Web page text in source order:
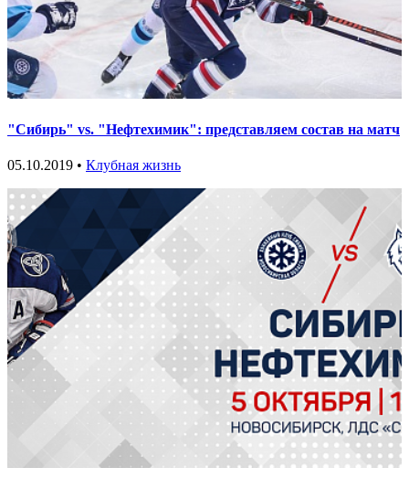
"Сибирь" vs. "Нефтехимик": представляем состав на матч
05.10.2019 • Клубная жизнь